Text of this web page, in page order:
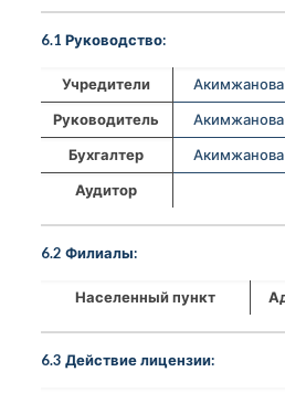
6.1 Руководство:
Учредители
Акимжанова
Руководитель
Акимжанова
Бухгалтер
Акимжанова
Аудитор
6.2 Филиалы:
Населенный пункт
6.3 Действие лицензии: